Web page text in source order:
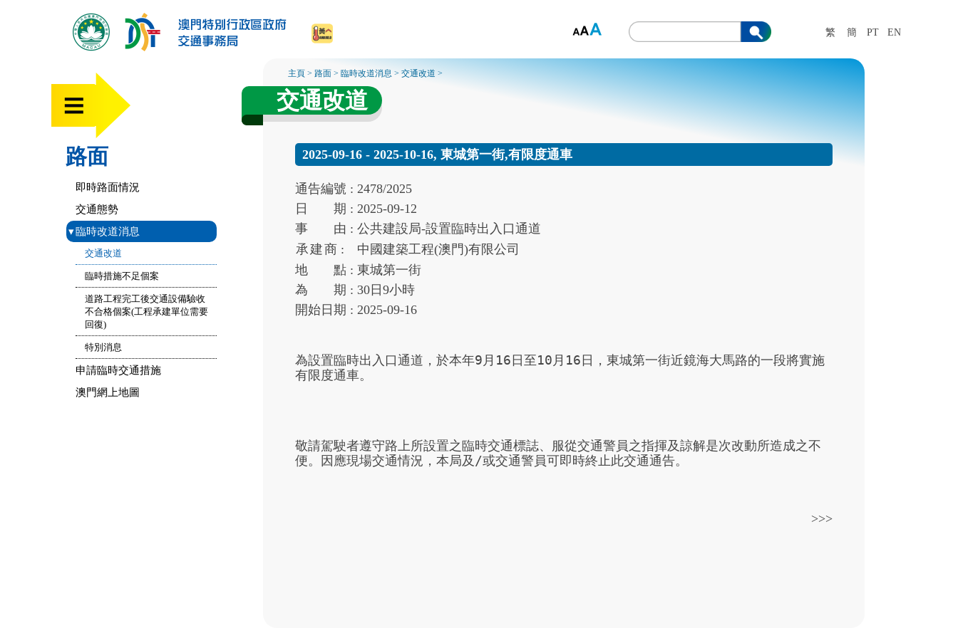
繁 簡 PT EN
路面
即時路面情況
交通態勢
▾臨時改道消息
交通改道
臨時措施不足個案
道路工程完工後交通設備驗收
不合格個案(工程承建單位需要
回復)
特別消息
申請臨時交通措施
澳門網上地圖
主頁 >路面 >臨時改道消息 >交通改道 >
交通改道
2025-09-16 - 2025-10-16, 東城第一街,有限度通車
通告編號 :2478/2025
日
期 :2025-09-12
事
由 :公共建設局-設置臨時出入口通道
承建商 :
中國建築工程(澳門)有限公司
地
點 :東城第一街
為
期 : 30 日9小時
開始 日期 :2025-09-16
為設置臨時出入口通道，於本年9月16日至10月16日，東城第一街近鏡海大馬路的一段將實施
有限度通車。
敬請駕駛者遵守路上所設置之臨時交通標誌、服從交通警員之指揮及諒解是次改動所造成之不
便。因應現場交通情況，本局及/或交通警員可即時終止此交通通告。
>>>